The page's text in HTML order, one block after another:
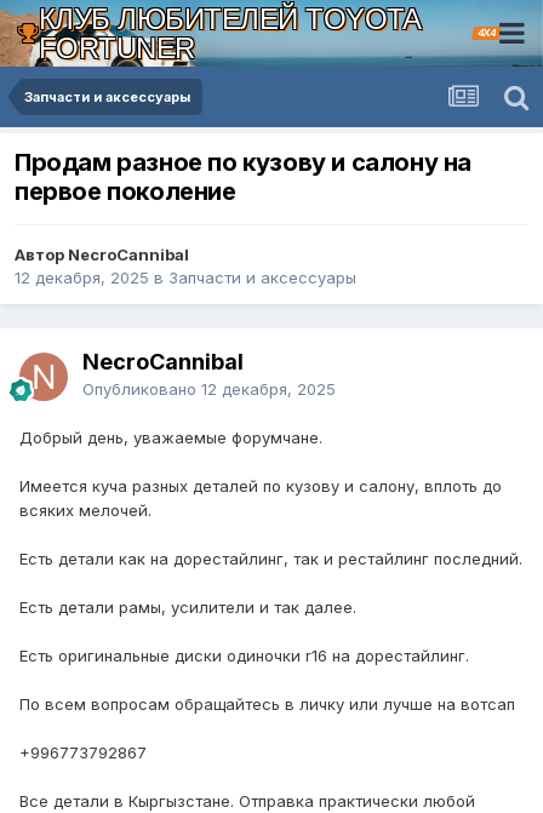
КЛУБ ЛЮБИТЕЛЕЙ TOYOTA
FORTUNER
4X4
Запчасти и аксессуары
Продам разное по кузову и салону на
первое поколение
Автор NecroCannibal
12 декабря, 2025 в Запчасти и аксессуары
NecroCannibal
Опубликовано 12 декабря, 2025
Добрый день, уважаемые форумчане.
Имеется куча разных деталей по кузову и салону, вплоть до
всяких мелочей.
Есть детали как на дорестайлинг, так и рестайлинг последний.
Есть детали рамы, усилители и так далее.
Есть оригинальные диски одиночки r16 на дорестайлинг.
По всем вопросам обращайтесь в личку или лучше на вотсап
+996773792867
Все детали в Кыргызстане. Отправка практически любой